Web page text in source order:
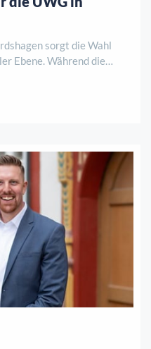
sorgt die Wahl
Ebene. Während die